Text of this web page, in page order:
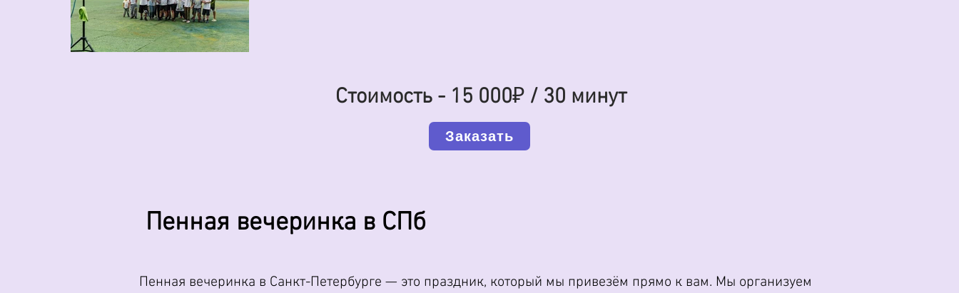
Стоимость - 15 000₽ / 30 минут
Заказать
Пенная вечеринка в СПб
Пенная вечеринка в Санкт-Петербурге — это праздник, который мы привезём прямо к вам. Мы организуем